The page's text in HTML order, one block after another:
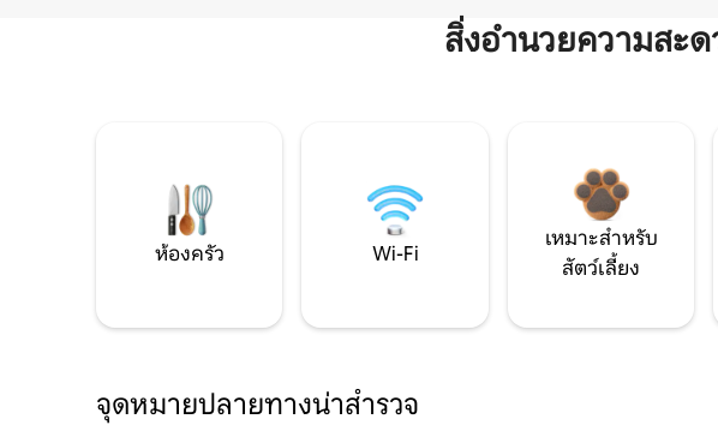
สิ่งอำนวยความสะ
ห้องครัว Wi-Fi
เหมาะสำหรับ
สัตว์เลี้ยง
จุดหมายปลายทางน่าสำรวจ